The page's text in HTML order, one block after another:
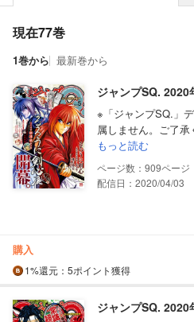
現在77巻
1巻から 最新巻から
ジャンプSQ. 2020
※「ジャンプSQ.」
属しません。ご了
もっと読む
909
配信日：2020/04/03
購入
1%還元 ：5ポイント獲得
ジャンプSQ. 2020